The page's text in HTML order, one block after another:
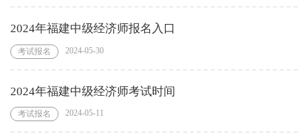
2024年福建中级经济师报名入口
考试报名 2024-05-30
2024年福建中级经济师考试时间
考试报名 2024-05-11